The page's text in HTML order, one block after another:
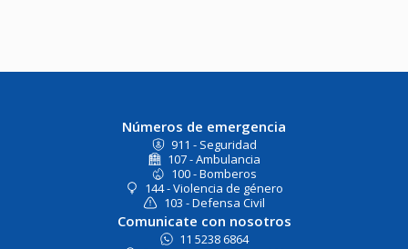
Números de emergencia
911 - Seguridad
107 - Ambulancia
100 - Bomberos
144 - Violencia de género
103 - Defensa Civil
Comunicate con nosotros
11 5238 6864